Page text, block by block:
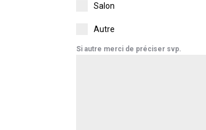
Salon
Autre
Si autre merci de préciser svp.